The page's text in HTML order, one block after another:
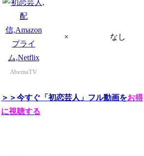
AbemaTV
× なし
＞＞今すぐ「初恋芸人」フル動画をお得
に視聴する